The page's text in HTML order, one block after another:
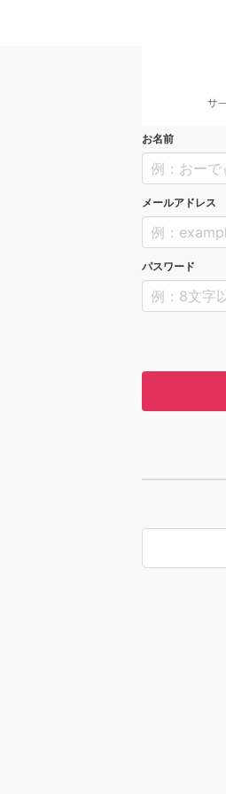
お名前
メールアドレス
パスワード